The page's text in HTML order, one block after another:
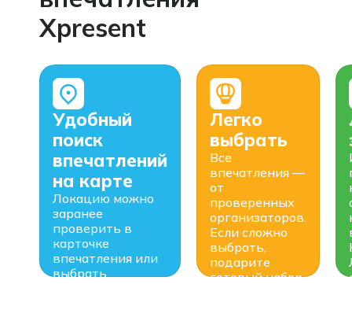
Xpresent
Удобный
поиск
впечатлений
на карте
Локацию можно
заранее
проверить в
карточке
впечатления или
выбрать
Легко
выбрать
Все
впечатления —
от
проверенных
организаторов.
Если сложно
выбрать,
подарите
готовый набор